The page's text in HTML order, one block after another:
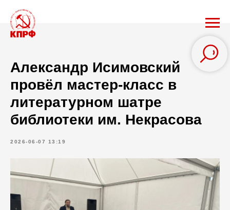
Александр Исимовский
провёл мастер-класс в
литературном шатре
библиотеки им. Некрасова
2026-06-07 13:19